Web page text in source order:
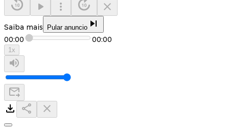
Saiba mais Pular anuncio
00:00 00:00
1x